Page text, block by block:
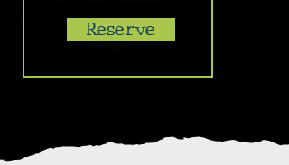
Reserve